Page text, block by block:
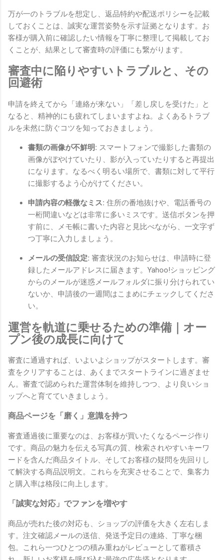
万が一のトラブルを想定し、返品特約や配送ポリシーを記載
しておくことは、誠実な運営姿勢を示す証拠となります。お
客様が購入前に確認したい情報を丁寧に整理して掲載してお
くことが、結果として審査時の評価にも繋がります。
審査中に陥りやすいトラブルと、その
回避術
申請を終えてから「連絡が来ない」「差し戻しを受けた」と
なると、精神的にも疲れてしまいますよね。よくあるトラブ
ルを未然に防ぐコツを知っておきましょう。
書類の画像が不鮮明: スマートフォンで撮影した書類の
画像がぼやけていたり、影が入っていたりすると再提出
になります。なるべく明るい場所で、書類に対して平行
に撮影するよう心がけてください。
申請内容の軽微なミス: 住所の番地抜けや、電話番号の
一桁間違いなどは非常に多いミスです。送信ボタンを押
す前に、メモ帳に書いた内容と見比べながら、一文字ず
つ丁寧に入力しましょう。
メールの受信設定: 審査状況のお知らせは、申請時に登
録したメールアドレスに届きます。Yahoo!ショッピング
からのメールが迷惑メールフォルダに振り分けられてい
ないか、申請後の一週間はこまめにチェックしてくださ
い。
運営を軌道に乗せるための準備｜オー
プン後の成長に向けて
審査に通過すれば、いよいよショップがスタートします。審
査をクリアすることは、あくまでスタートラインに過ぎませ
ん。審査で認められた運営体制を維持しつつ、より良いショ
ップへと育てていきましょう。
商品ページを「磨く」意識を持つ
審査通過後に重要なのは、お客様が買いたくなるページ作り
です。商品の魅力を伝える写真の質、検索されやすいキーワ
ードを含んだ商品タイトル、そしてお客様の疑問を先回りし
て解決する商品説明文。これらを充実させることで、集客力
と購入率は格段に向上します。
「誠実な対応」でファンを増やす
商品が売れた後の対応も、ショップの評価を大きく左右しま
す。注文確認メールの送信、発送予定日の連絡、丁寧な梱
包。これら一つひとつの積み重ねがレビューとして蓄積さ